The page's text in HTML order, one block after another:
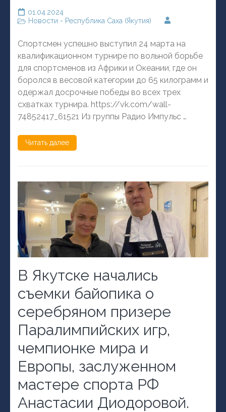
01.04.2024
Новости - Республика Саха (Якутия)
Спортсмен успешно выступил 24 марта на
квалификационном турнире по вольной борьбе
для спортсменов из Африки и Океании, где он
боролся в весовой категории до 65 килограмм и
одержал досрочные победы во всех трех
схватках турнира. https://vk.com/wall-
74852417_61521 Из группы Радио Импульс …
Читать далее
В Якутске начались
съемки байопика о
серебряном призере
Паралимпийских игр,
чемпионке мира и
Европы, заслуженном
мастере спорта РФ
Анастасии Диодоровой.